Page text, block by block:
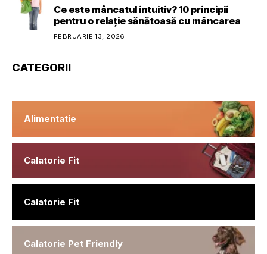
Ce este mâncatul intuitiv? 10 principii
pentru o relație sănătoasă cu mâncarea
FEBRUARIE 13, 2026
CATEGORII
Alimentatie
Calatorie Fit
Calatorie Fit
Calatorie Pet Friendly